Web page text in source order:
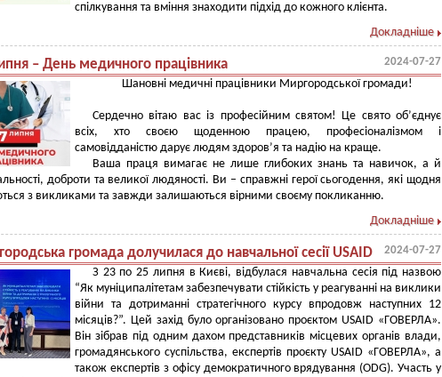
спілкування та вміння знаходити підхід до кожного клієнта.
Докладніше
– День медичного працівника 2024-07-27
Шановні медичні працівники Миргородської громади!
Сердечно вітаю вас із професійним святом! Це свято об’єднує
всіх, хто своєю щоденною працею, професіоналізмом і
самовідданістю дарує людям здоров’я та надію на краще.
Ваша праця вимагає не лише глибоких знань та навичок, а й
доброти та великої людяності. Ви – справжні герої сьогодення, які щодня
з викликами та завжди залишаються вірними своєму покликанню.
Докладніше
громада долучилася до навчальної сесії USAID 2024-07-27
З 23 по 25 липня в Києві, відбулася навчальна сесія під назвою
“Як муніципалітетам забезпечувати стійкість у реагуванні на виклики
війни та дотриманні стратегічного курсу впродовж наступних 12
місяців?”. Цей захід було організовано проєктом USAID «ГОВЕРЛА».
Він зібрав під одним дахом представників місцевих органів влади,
громадянського суспільства, експертів проєкту USAID «ГОВЕРЛА», а
також експертів з офісу демократичного врядування (ODG). Участь у